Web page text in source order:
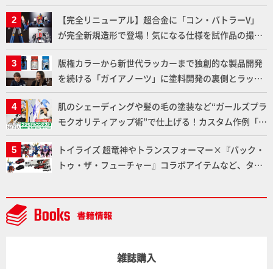
りに!!【試し読み】
【完全リニューアル】超合金に「コン・バトラーV」
が完全新規造形で登場！気になる仕様を試作品の撮り
下ろしでご紹介!!さらに「大鉄人17」＆「ワンエイ
ト」セット情報もお届け！【超合金の魂】
版権カラーから新世代ラッカーまで独創的な製品開発
を続ける「ガイアノーツ」に塗料開発の裏側とラッカ
ー塗料の未来についてインタビュー！
肌のシェーディングや髪の毛の塗装など“ガールズプラ
モクオリティアップ術”で仕上げる！カスタム作例「白
騎士ソフィエラ」が完成！【「アルカナディアプラモ
デルコンテスト」～8月17日（月）11:59まで応募受付
中】
トイライズ 超竜神やトランスフォーマー×『バック・
トゥ・ザ・フューチャー』コラボアイテムなど、タカ
NEWITEM】
雑誌購入